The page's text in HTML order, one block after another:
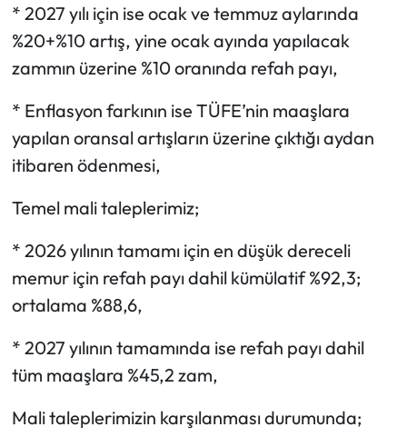
* 2027 yılı için ise ocak ve temmuz aylarında
%20+%10 artış, yine ocak ayında yapılacak
zammın üzerine %10 oranında refah payı,
* Enflasyon farkının ise TÜFE’nin maaşlara
yapılan oransal artışların üzerine çıktığı aydan
itibaren ödenmesi,
Temel mali taleplerimiz;
* 2026 yılının tamamı için en düşük dereceli
memur için refah payı dahil kümülatif %92,3;
ortalama %88,6,
* 2027 yılının tamamında ise refah payı dahil
tüm maaşlara %45,2 zam,
Mali taleplerimizin karşılanması durumunda;